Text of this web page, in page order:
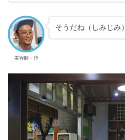
美容師・淳
そうだね（しみじみ）